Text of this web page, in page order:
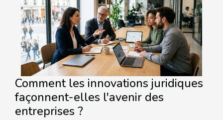
Comment les innovations juridiques
façonnent-elles l'avenir des
entreprises ?